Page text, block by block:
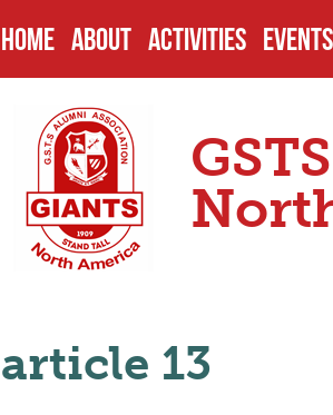
HOME ABOUT
HISTORY
ENDOWMENTS
SCHOOL
HEADMASTERS
ACTIVITIES
CURRENT
SCHOLARSHIPS
EVENTS
article 13